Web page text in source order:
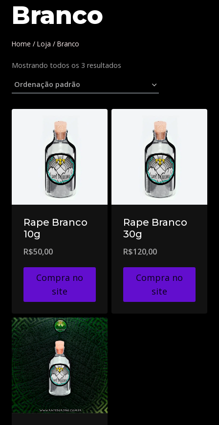
Branco
Home / Loja / Branco
Mostrando todos os 3 resultados
Rape Branco
10g
R$50,00
Compra no
site
Rape Branco
30g
R$120,00
Compra no
site